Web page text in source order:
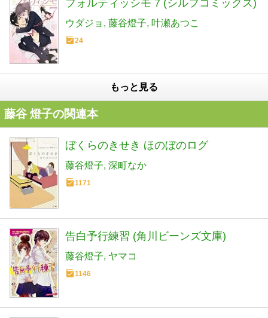
フォルティッシモ 7 (シルフコミックス)
ウダジョ 藤谷燈子 叶瀬あつこ
24
もっと見る
藤谷 燈子の関連本
ぼくらのきせき ほのぼのログ
藤谷燈子 深町なか
1171
告白予行練習 (角川ビーンズ文庫)
藤谷燈子 ヤマコ
1146